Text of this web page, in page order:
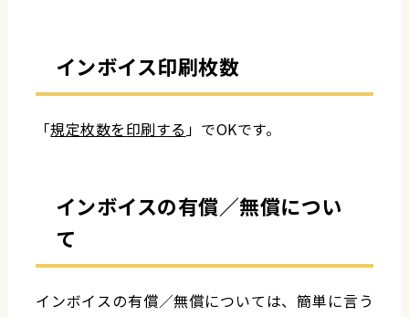
インボイス印刷枚数
「規定枚数を印刷する」でOKです。
インボイスの有償／無償につい
て
インボイスの有償／無償については、簡単に言う